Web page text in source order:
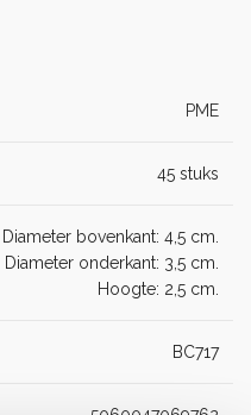
PME
45 stuks
Diameter bovenkant: 4,5 cm.
Diameter onderkant: 3,5 cm.
Hoogte: 2,5 cm.
BC717